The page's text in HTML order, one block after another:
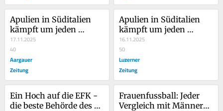
Apulien in Süditalien
kämpft um jeden
Zuwanderer: Was das
mit der Schweizer
Peripherie zu tun hat
17.11.2025
40
Aargauer
Zeitung
Apulien in Süditalien
kämpft um jeden
Zuwanderer: Was das
mit der Schweizer
Peripherie zu tun hat
16.11.2025
50
Luzerner
Zeitung
Ein Hoch auf die EFK -
die beste Behörde des
Frauenfussball: Jeder
Vergleich mit Männern